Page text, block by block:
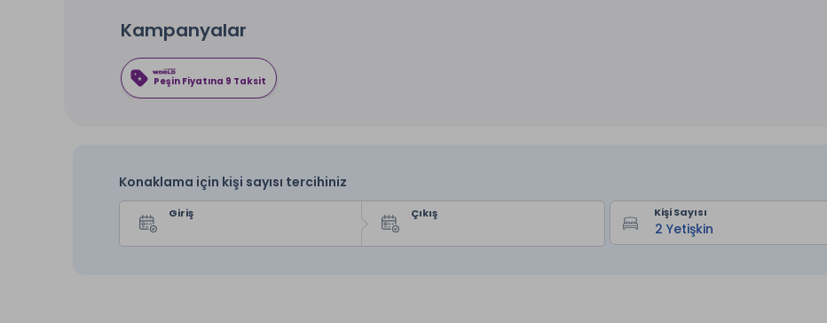
Kampanyalar
Peşin Fiyatına 9 Taksit
Konaklama için kişi sayısı tercihiniz
Giriş Çıkış Kişi Sayısı